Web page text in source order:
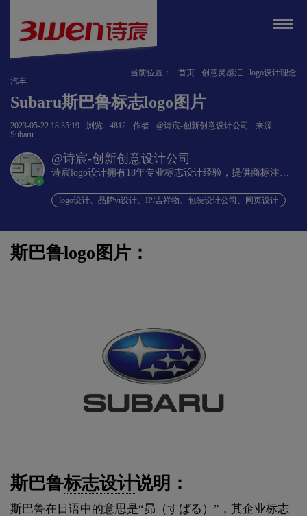
当前位置： 首页 创意灵感汇
logo设计理念
汽车
Subaru斯巴鲁标志logo图片
2023-05-22 18:35:19 浏览 4812 作者 @诗宸-创新创意设计公司
来源
Subaru
v
@诗宸-创新创意设计公司
诗宸logo设计拥有18年专业标志设计经验，提供商标注册
logo设计、品牌vi设计、IP/吉祥物、包装设计公司、网页设计
斯巴鲁logo图片：
斯巴鲁标志设计说明：
斯巴鲁在日语中的意思是“昴（すばる）”，其企业标志